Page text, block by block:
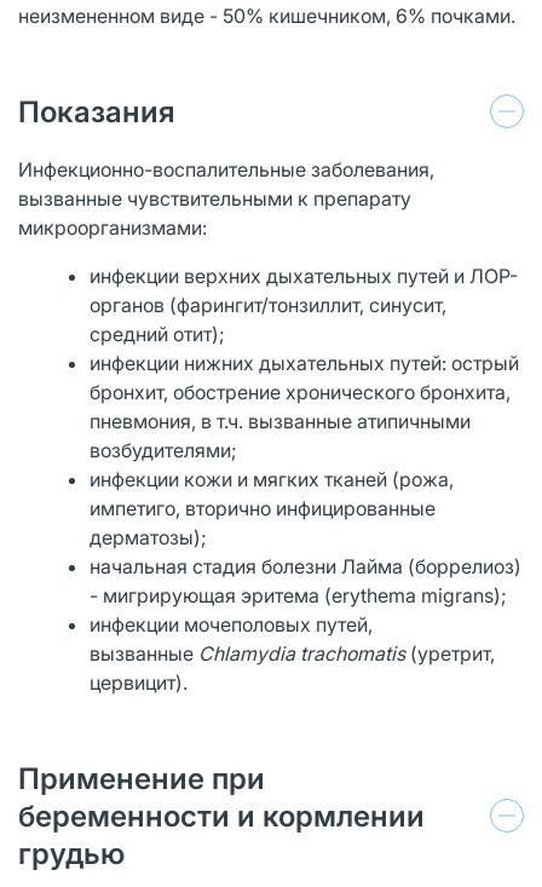
неизмененном виде - 50% кишечником, 6% почками.
Показания
Инфекционно-воспалительные заболевания,
вызванные чувствительными к препарату
микроорганизмами:
инфекции верхних дыхательных путей и ЛОР-
органов (фарингит/тонзиллит, синусит,
средний отит);
инфекции нижних дыхательных путей: острый
бронхит, обострение хронического бронхита,
пневмония, в т.ч. вызванные атипичными
возбудителями;
инфекции кожи и мягких тканей (рожа,
импетиго, вторично инфицированные
дерматозы);
начальная стадия болезни Лайма (боррелиоз)
- мигрирующая эритема (erythema migrans);
инфекции мочеполовых путей,
вызванные Chlamydia trachomatis(уретрит,
цервицит).
Применение при
беременности и кормлении
грудью